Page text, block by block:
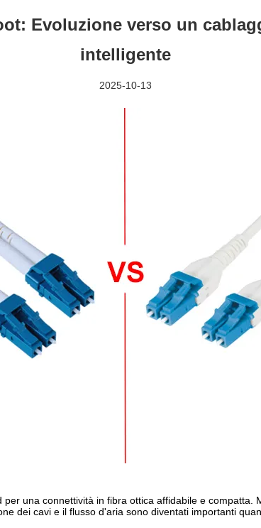
Evoluzione verso un
intelligente
2025-10-13
una connettività in fibra ottica affidabile e compatta.
dei cavi e il flusso d'aria sono diventati importanti